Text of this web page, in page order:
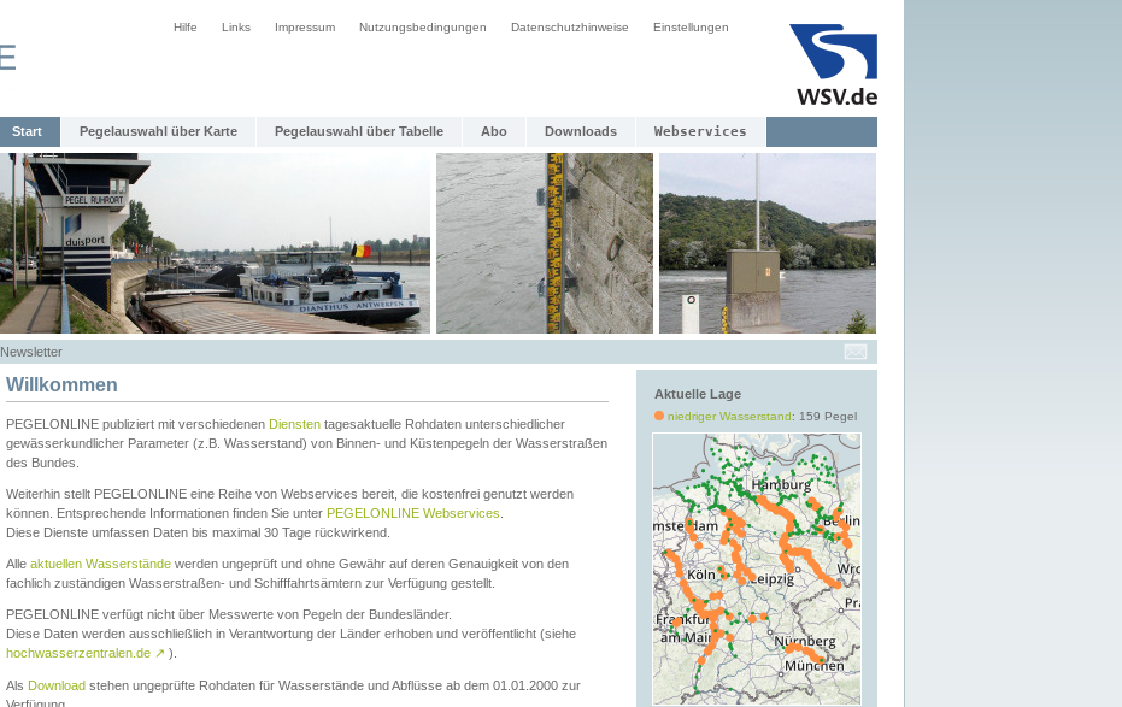
Hilfe Links Impressum Nutzungsbedingungen Datenschutzhinweise Einstellungen
Start Pegelauswahl über Karte Pegelauswahl über Tabelle Abo Downloads Webservices
Newsletter
Aktuelle Lage
niedriger Wasserstand: 159 Pegel
Willkommen
PEGELONLINE publiziert mit verschiedenen Diensten tagesaktuelle Rohdaten unterschiedlicher
gewässerkundlicher Parameter (z.B. Wasserstand) von Binnen- und Küstenpegeln der Wasserstraßen
des Bundes.
Weiterhin stellt PEGELONLINE eine Reihe von Webservices bereit, die kostenfrei genutzt werden
können. Entsprechende Informationen finden Sie unter PEGELONLINE Webservices
Diese Dienste umfassen Daten bis maximal 30 Tage rückwirkend.
Alle aktuellen Wasserstände werden ungeprüft und ohne Gewähr auf deren Genauigkeit von den
fachlich zuständigen Wasserstraßen- und Schifffahrtsämtern zur Verfügung gestellt.
PEGELONLINE verfügt nicht über Messwerte von Pegeln der Bundesländer.
Diese Daten werden ausschließlich in Verantwortung der Länder erhoben und veröffentlicht (siehe
hochwasserzentralen.de ↗ ).
Als Download stehen ungeprüfte Rohdaten für Wasserstände und Abflüsse ab dem 01.01.2000 zur